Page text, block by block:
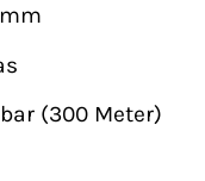
(300 Meter)